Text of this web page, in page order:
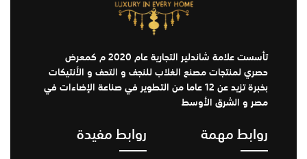
تأسست علامة شاندلير التجارية عام 2020 م كمعرض
حصري لمنتجات مصنع الغلاب للنجف و التحف و الأنتيكات
بخبرة تزيد عن 12 عاما من التطوير في صناعة الإضاءات في
مصر و الشرق الأوسط
روابط مهمة روابط مفيدة